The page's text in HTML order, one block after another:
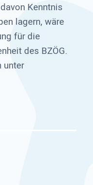
Kenntnis
lagern, wäre
für die
des BZÖG.
unter